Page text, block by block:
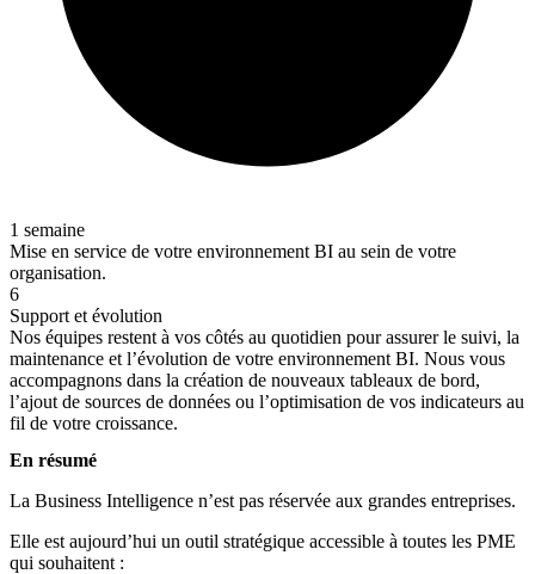
1 semaine
Mise en service de votre environnement BI au sein de votre
organisation.
6
Support et évolution
Nos équipes restent à vos côtés au quotidien pour assurer le suivi, la
maintenance et l’évolution de votre environnement BI. Nous vous
accompagnons dans la création de nouveaux tableaux de bord,
l’ajout de sources de données ou l’optimisation de vos indicateurs au
fil de votre croissance.
En résumé
La Business Intelligence n’est pas réservée aux grandes entreprises.
Elle est aujourd’hui un outil stratégique accessible à toutes les PME
qui souhaitent :